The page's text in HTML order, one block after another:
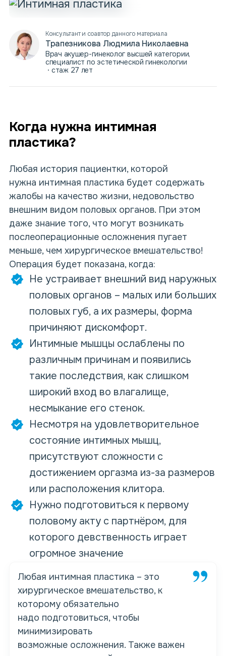
Консультант и соавтор данного материала
Трапезникова Людмила Николаевна
Врач акушер-гинеколог высшей категории,
специалист по эстетической гинекологии
стаж 27 лет
Когда нужна интимная
пластика?
Любая история пациентки, которой
нужна интимная пластика будет содержать
жалобы на качество жизни, недовольство
внешним видом половых органов. При этом
даже знание того, что могут возникать
послеоперационные осложнения пугает
меньше, чем хирургическое вмешательство!
Операция будет показана, когда:
Не устраивает внешний вид наружных
половых органов – малых или больших
половых губ, а их размеры, форма
причиняют дискомфорт.
Интимные мышцы ослаблены по
различным причинам и появились
такие последствия, как слишком
широкий вход во влагалище,
несмыкание его стенок.
Несмотря на удовлетворительное
состояние интимных мышц,
присутствуют сложности с
достижением оргазма из-за размеров
или расположения клитора.
Нужно подготовиться к первому
половому акту с партнёром, для
которого девственность играет
огромное значение
Любая интимная пластика – это
хирургическое вмешательство, к
которому обязательно
надо подготовиться, чтобы
минимизировать
возможные осложнения. Также важен